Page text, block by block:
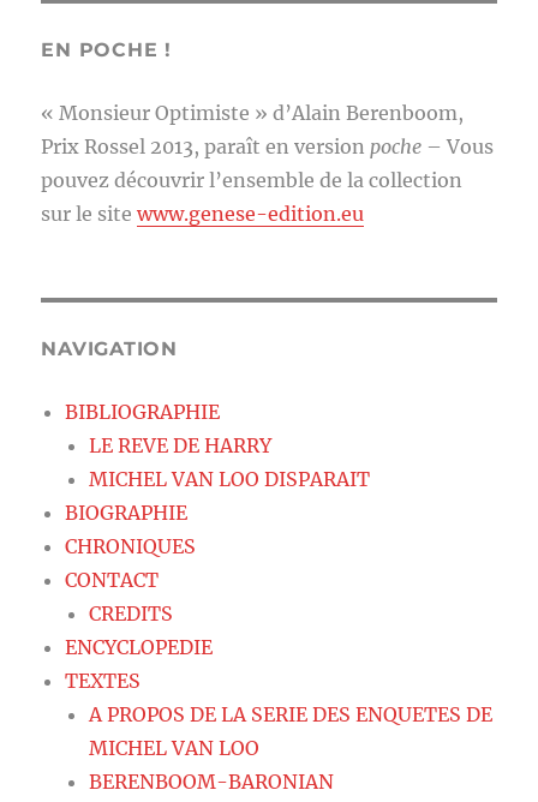
EN POCHE !
« Monsieur Optimiste » d’Alain Berenboom,
Prix Rossel 2013, paraît en version poche – Vous
pouvez découvrir l’ensemble de la collection
sur le sitewww.genese-edition.eu
NAVIGATION
BIBLIOGRAPHIE
LE REVE DE HARRY
MICHEL VAN LOO DISPARAIT
BIOGRAPHIE
CHRONIQUES
CONTACT
CREDITS
ENCYCLOPEDIE
TEXTES
A PROPOS DE LA SERIE DES ENQUETES DE
MICHEL VAN LOO
BERENBOOM-BARONIAN